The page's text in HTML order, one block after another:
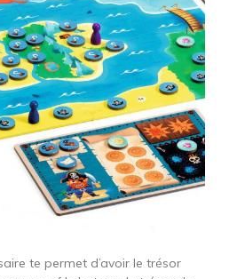
te permet d’avoir le trésor